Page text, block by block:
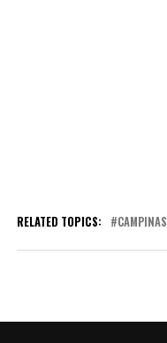
RELATED TOPICS: CAMPINAS